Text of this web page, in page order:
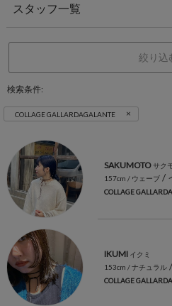
スタッフ一覧
絞り込
検索条件:
COLLAGE GALLARDAGALANTE ×
SAKUMOTO サク
157cm / ウェーブ /
COLLAGE
IKUMI イクミ
153cm / ナチュラル
COLLAGE